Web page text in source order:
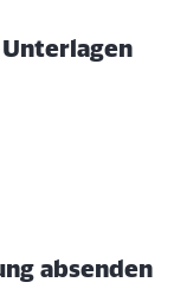
absenden